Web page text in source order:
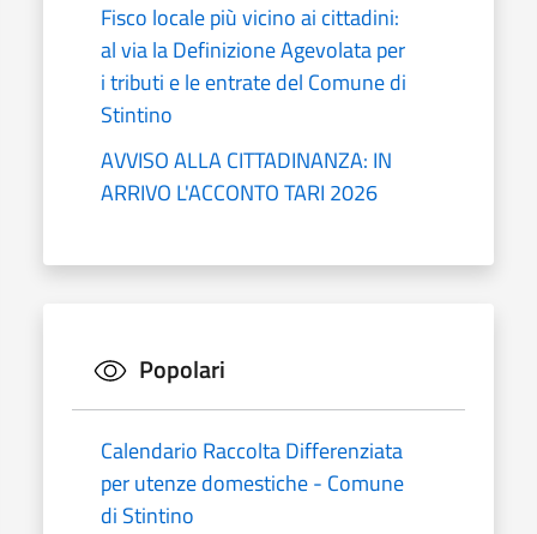
Fisco locale più vicino ai cittadini:
al via la Definizione Agevolata per
i tributi e le entrate del Comune di
Stintino
AVVISO ALLA CITTADINANZA: IN
ARRIVO L'ACCONTO TARI 2026
Popolari
Calendario Raccolta Differenziata
per utenze domestiche - Comune
di Stintino